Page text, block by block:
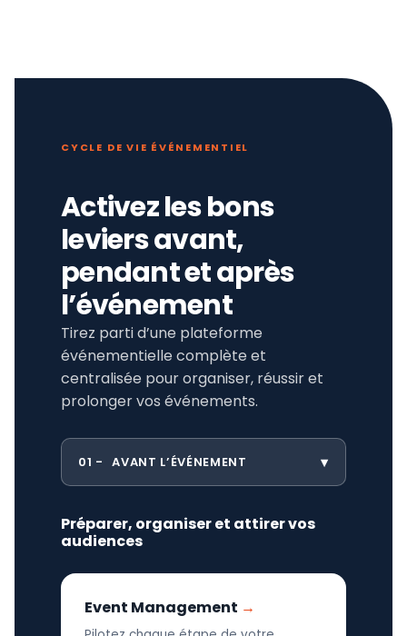
CYCLE DE VIE ÉVÉNEMENTIEL
Activez les bons
leviers avant,
pendant et après
l’événement
Tirez parti d’une plateforme
événementielle complète et
centralisée pour organiser, réussir et
prolonger vos événements.
01 AVANT L’ÉVÉNEMENT
Préparer, organiser et attirer vos
audiences
Event Management